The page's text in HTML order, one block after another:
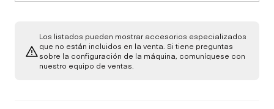
Brake Control
Air Compressor
Power Take Off
Los listados pueden mostrar accesorios especializados
que no están incluidos en la venta. Si tiene preguntas
sobre la configuración de la máquina, comuníquese con
nuestro equipo de ventas.